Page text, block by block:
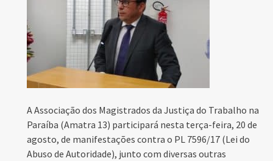
A Associação dos Magistrados da Justiça do Trabalho na
Paraíba (Amatra 13) participará nesta terça-feira, 20 de
agosto, de manifestações contra o PL 7596/17 (Lei do
Abuso de Autoridade), junto com diversas outras